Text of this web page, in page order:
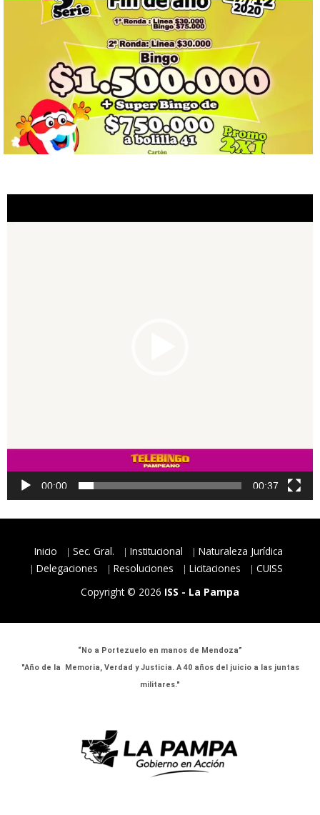
00:00 00:37
Inicio Sec. Gral. Institucional
Naturaleza Jurídica
Delegaciones
Resoluciones Licitaciones
CUISS
Copyright © 2026 ISS - La Pampa
“No a Portezuelo en manos de Mendoza”
"Año de la Memoria, Verdad y Justicia. A 40 años del juicio a las juntas
militares."